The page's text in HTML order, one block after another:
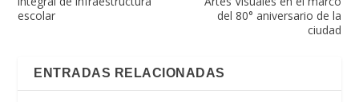
escolar
del 80° aniversario de la
ciudad
ENTRADAS RELACIONADAS